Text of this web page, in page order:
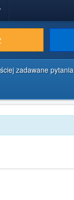
zadawane pytania